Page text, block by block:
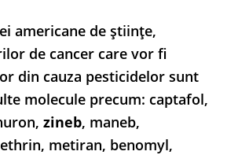
americane de științe,
de cancer care vor fi
din cauza pesticidelor sunt
molecule precum: captafol,
zineb, maneb,
metiran, benomyl,